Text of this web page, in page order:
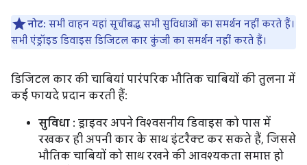
नोट: सभी वाहन यहां सूचीबद्ध सभी सुविधाओं का समर्थन नहीं करते हैं।
सभी एंड्रॉइड डिवाइस डिजिटल कार कुंजी का समर्थन नहीं करते हैं।
डिजिटल कार की चाबियां पारंपरिक भौतिक चाबियों की तुलना में
कई फायदे प्रदान करती हैं:
सुविधा : ड्राइवर अपने विश्वसनीय डिवाइस को पास में
रखकर ही अपनी कार के साथ इंटरैक्ट कर सकते हैं, जिससे
भौतिक चाबियों को साथ रखने की आवश्यकता समाप्त हो